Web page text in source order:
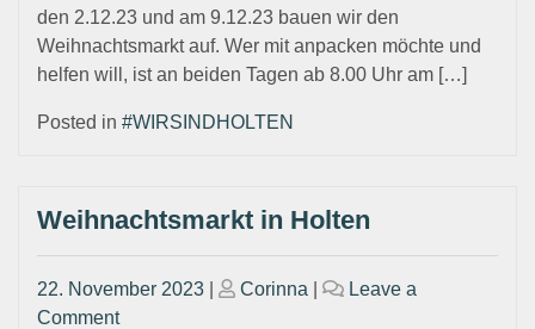
gesucht
den 2.12.23 und am 9.12.23 bauen wir den
Weihnachtsmarkt auf. Wer mit anpacken möchte und
helfen will, ist an beiden Tagen ab 8.00 Uhr am […]
Posted in #WIRSINDHOLTEN
Weihnachtsmarkt in Holten
Posted
on
22. November 2023
Posted
Corinna
Leave a
Commenton